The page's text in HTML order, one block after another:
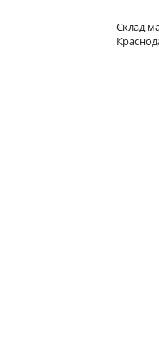
Склад